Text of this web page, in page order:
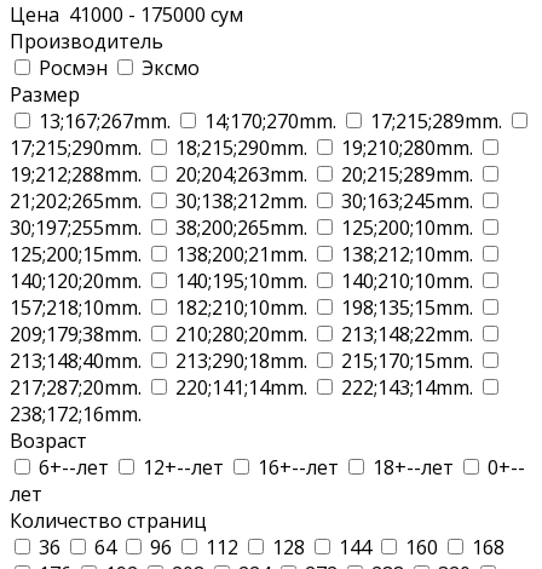
Цена 41000 - 175000 сум
Производитель
Росмэн
Эксмо
Размер
13;167;267mm.
14;170;270mm.
17;215;289mm.
17;215;290mm.
18;215;290mm.
19;210;280mm.
19;212;288mm.
20;204;263mm.
20;215;289mm.
21;202;265mm.
30;138;212mm.
30;163;245mm.
30;197;255mm.
38;200;265mm.
125;200;10mm.
125;200;15mm.
138;200;21mm.
138;212;10mm.
140;120;20mm.
140;195;10mm.
140;210;10mm.
157;218;10mm.
182;210;10mm.
198;135;15mm.
209;179;38mm.
210;280;20mm.
213;148;22mm.
213;148;40mm.
213;290;18mm.
215;170;15mm.
217;287;20mm.
220;141;14mm.
222;143;14mm.
238;172;16mm.
Возраст
6+--лет
12+--лет 16+--лет 18+--лет
0+--
лет
Количество страниц
36
64 96 112 128 144 160
168